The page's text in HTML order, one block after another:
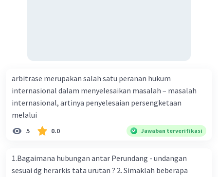
arbitrase merupakan salah satu peranan hukum
internasional dalam menyelesaikan masalah – masalah
internasional, artinya penyelesaian persengketaan
melalui
5 0.0 Jawaban terverifikasi
1.Bagaimana hubungan antar Perundang - undangan
sesuai dg herarkis tata urutan ? 2. Simaklah beberapa